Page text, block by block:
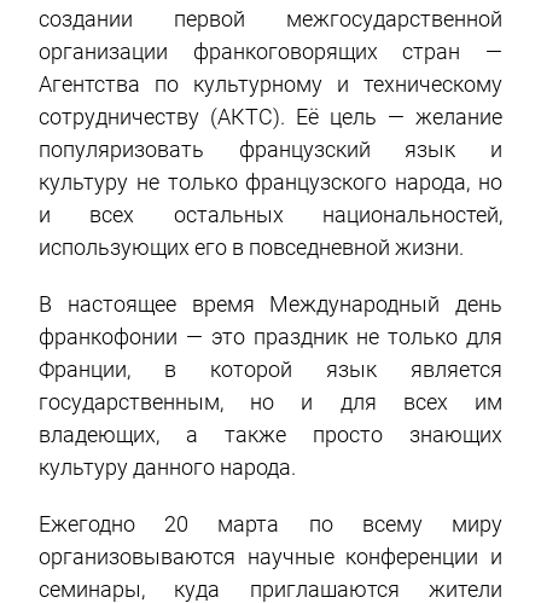
создании первой межгосударственной
организации франкоговорящих стран —
Агентства по культурному и техническому
сотрудничеству (АКТС). Её цель — желание
популяризовать французский язык и
культуру не только французского народа, но
и всех остальных национальностей,
использующих его в повседневной жизни.
В настоящее время Международный день
франкофонии — это праздник не только для
Франции, в которой язык является
государственным, но и для всех им
владеющих, а также просто знающих
культуру данного народа.
Ежегодно 20 марта по всему миру
организовываются научные конференции и
семинары, куда приглашаются жители